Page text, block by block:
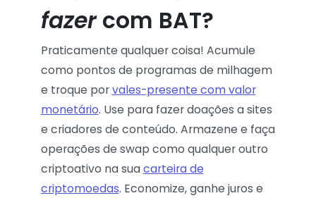
fazercom BAT?
Praticamente qualquer coisa! Acumule
como pontos de programas de milhagem
e troque porvales-presente com valor
monetário. Use para fazer doações a sites
e criadores de conteúdo. Armazene e faça
operações de swap como qualquer outro
criptoativo na suacarteira de
criptomoedas. Economize, ganhe juros e